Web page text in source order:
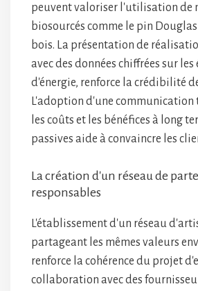
peuvent valoriser l'utilisation de
biosourcés comme le pin
bois. La présentation de
avec des données chiffrées sur les
d'énergie, renforce la crédibilité
L'adoption d'une
les coûts et les bénéfices à long
passives aide à convaincre les
La création d'un réseau de
responsables
L'établissement d'un réseau
partageant les mêmes valeurs
renforce la cohérence du projet
collaboration avec des